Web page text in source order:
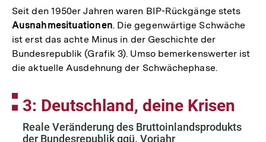
Seit den 1950er Jahren waren BIP-Rückgänge stets
Ausnahmesituationen. Die gegenwärtige Schwäche
ist erst das achte Minus in der Geschichte der
Bundesrepublik (Grafik 3). Umso bemerkenswerter ist
die aktuelle Ausdehnung der Schwächephase.